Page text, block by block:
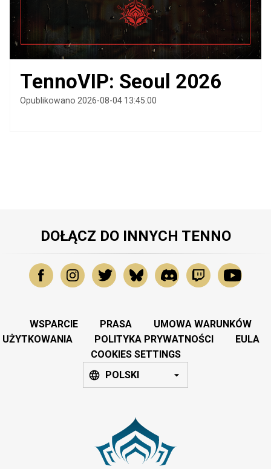
TennoVIP: Seoul 2026
Opublikowano 2026-08-04 13:45:00
DOŁĄCZ DO INNYCH TENNO
WSPARCIE PRASA
UMOWA WARUNKÓW
UŻYTKOWANIA
POLITYKA PRYWATNOŚCI
EULA
COOKIES SETTINGS
POLSKI